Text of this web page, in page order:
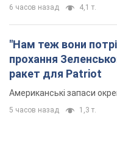
6 часов назад 4,1 т.
"Нам теж вони
прохання
ракет для Patriot
Американські запаси
5 часов назад 1,3 т.